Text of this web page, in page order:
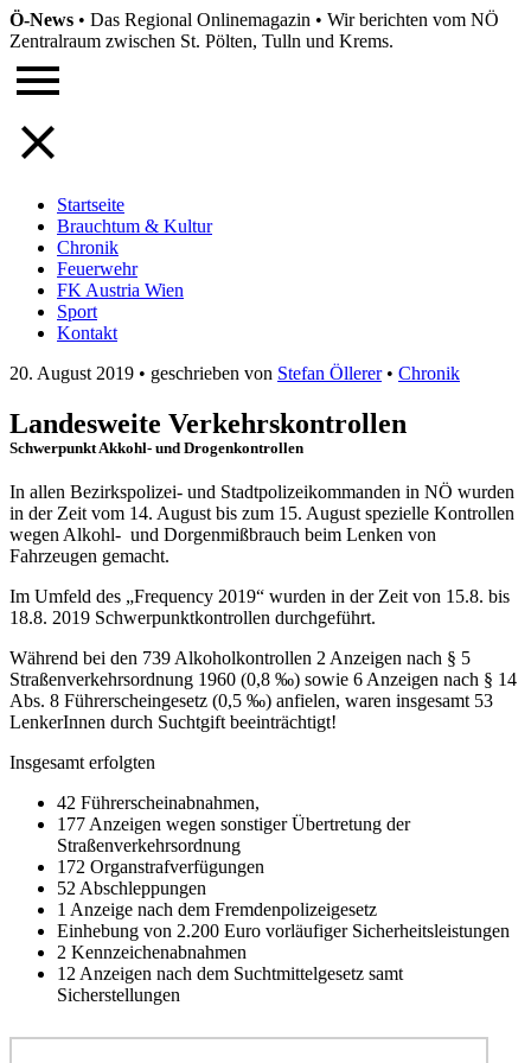
Ö-News • Das Regional Onlinemagazin • Wir berichten vom NÖ
Zentralraum zwischen St. Pölten, Tulln und Krems.
Startseite
Brauchtum & Kultur
Chronik
Feuerwehr
FK Austria Wien
Sport
Kontakt
20. August 2019 • geschrieben von Stefan Öllerer • Chronik
Landesweite Verkehrskontrollen
Schwerpunkt Akkohl- und Drogenkontrollen
In allen Bezirkspolizei- und Stadtpolizeikommanden in NÖ wurden
in der Zeit vom 14. August bis zum 15. August spezielle Kontrollen
wegen Alkohl- und Dorgenmißbrauch beim Lenken von
Fahrzeugen gemacht.
Im Umfeld des „Frequency 2019“ wurden in der Zeit von 15.8. bis
18.8. 2019 Schwerpunktkontrollen durchgeführt.
Während bei den 739 Alkoholkontrollen 2 Anzeigen nach § 5
Straßenverkehrsordnung 1960 (0,8 ‰) sowie 6 Anzeigen nach § 14
Abs. 8 Führerscheingesetz (0,5 ‰) anfielen, waren insgesamt 53
LenkerInnen durch Suchtgift beeinträchtigt!
Insgesamt erfolgten
42 Führerscheinabnahmen,
177 Anzeigen wegen sonstiger Übertretung der
Straßenverkehrsordnung
172 Organstrafverfügungen
52 Abschleppungen
1 Anzeige nach dem Fremdenpolizeigesetz
Einhebung von 2.200 Euro vorläufiger Sicherheitsleistungen
2 Kennzeichenabnahmen
12 Anzeigen nach dem Suchtmittelgesetz samt
Sicherstellungen